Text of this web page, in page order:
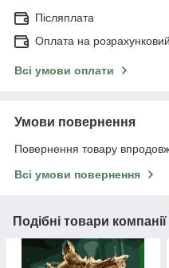
Післяплата
Оплата на
Всі умови оплати
Умови повернення
Повернення товару
Всі умови повернення
Подібні товари компанії